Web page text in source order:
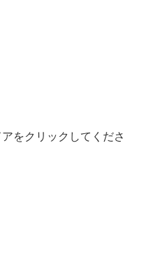
をクリックしてくださ